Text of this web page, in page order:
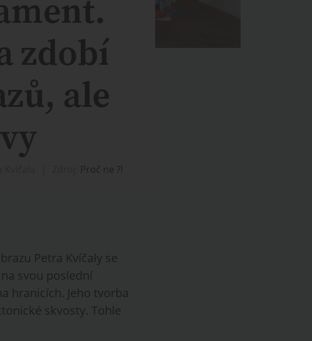
zdobí
ale
Proč ne ?!
Petra Kvíčaly se
svou poslední
hranicích. Jeho tvorba
skvosty. Tohle